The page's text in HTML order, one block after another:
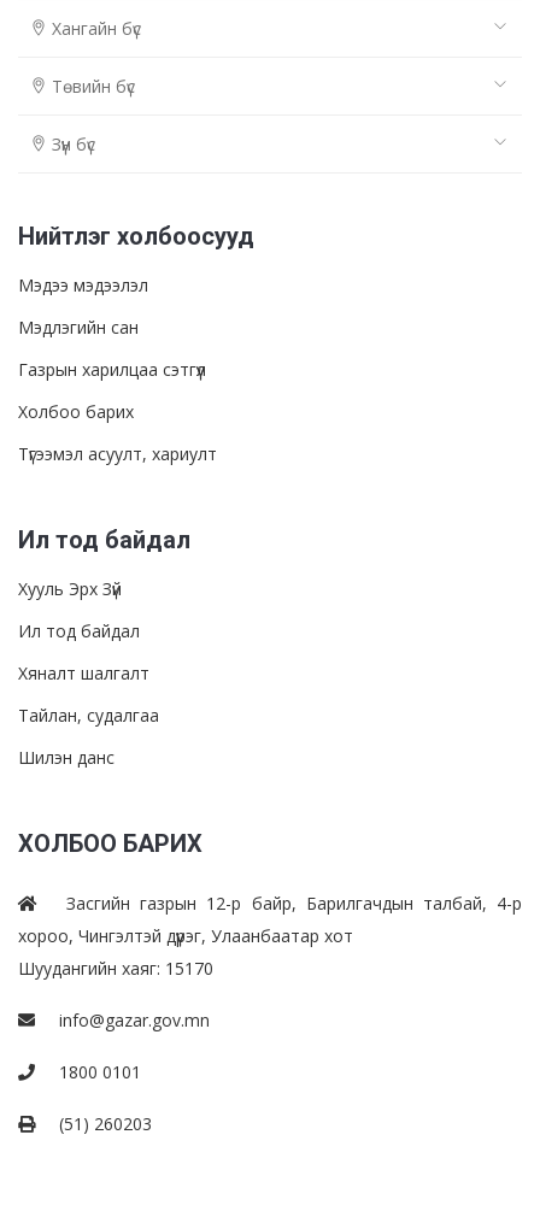
Хангайн бүс
Төвийн бүс
Зүүн бүс
Нийтлэг холбоосууд
Мэдээ мэдээлэл
Мэдлэгийн сан
Газрын харилцаа сэтгүүл
Холбоо барих
Түгээмэл асуулт, хариулт
Ил тод байдал
Хууль Эрх Зүй
Ил тод байдал
Хяналт шалгалт
Тайлан, судалгаа
Шилэн данс
ХОЛБОО БАРИХ
Засгийн газрын 12-р байр, Барилгачдын талбай, 4-р
хороо, Чингэлтэй дүүрэг, Улаанбаатар хот
Шуудангийн хаяг: 15170
info@gazar.gov.mn
1800 0101
(51) 260203